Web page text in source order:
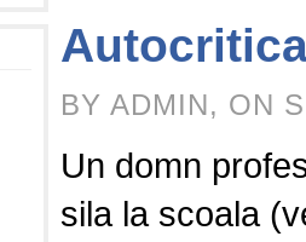
BY ADMIN, ON
Un domn
sila la scoala